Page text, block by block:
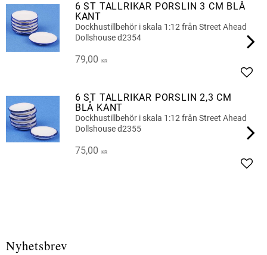
6 ST TALLRIKAR PORSLIN 3 CM BLÅ
KANT
Dockhustillbehör i skala 1:12 från Street Ahead
Dollshouse d2354
79,00 KR
6 ST TALLRIKAR PORSLIN 2,3 CM
BLÅ KANT
Dockhustillbehör i skala 1:12 från Street Ahead
Dollshouse d2355
75,00 KR
Nyhetsbrev